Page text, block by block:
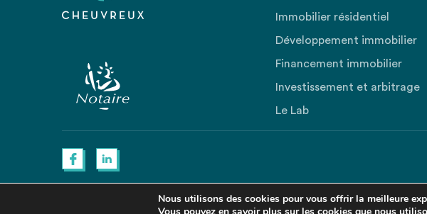
Immobilier résidentiel
Développement immobilier
Financement immobilier
Investissement et arbitrage
Le Lab
Nous utilisons des cookies pour vous offrir la meilleure